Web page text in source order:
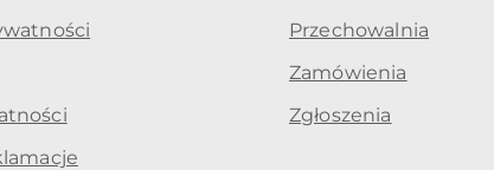
Przechowalnia
Zamówienia
Zgłoszenia